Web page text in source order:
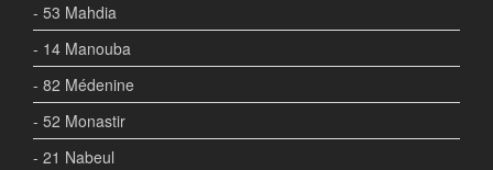
- 53 Mahdia
- 14 Manouba
- 82 Médenine
- 52 Monastir
- 21 Nabeul